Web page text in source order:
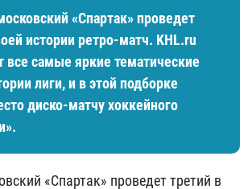
«Спартак» проведет
истории ретро-матч. KHL.ru
все самые яркие тематические
лиги, и в этой подборке
диско-матчу хоккейного
«Спартак» проведет третий в